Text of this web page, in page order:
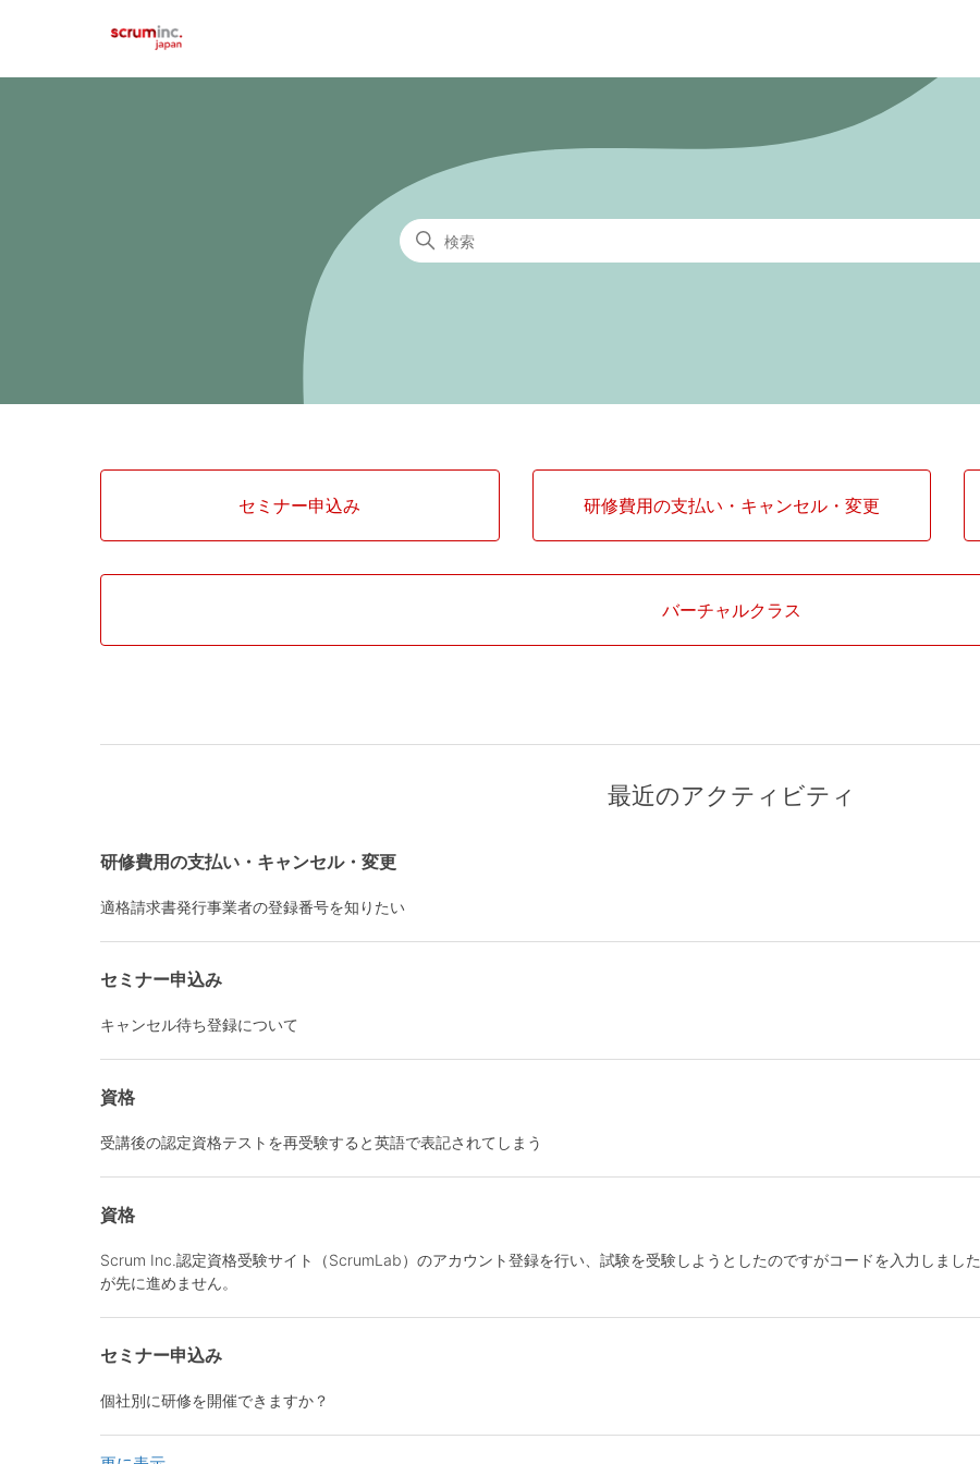
検索
セミナー申込み 研修費用の支払い・キャンセル・変更
バーチャルクラス
最近のアクティビティ
研修費用の支払い・キャンセル・変更
適格請求書発行事業者の登録番号を知りたい
セミナー申込み
キャンセル待ち登録について
資格
受講後の認定資格テストを再受験すると英語で表記されてしまう
資格
Scrum Inc.認定資格受験サイト（ScrumLab）のアカウント登録を行い、試験を受験しようとしたのですがコードを入力しました
が先に進めません。
セミナー申込み
個社別に研修を開催できますか？